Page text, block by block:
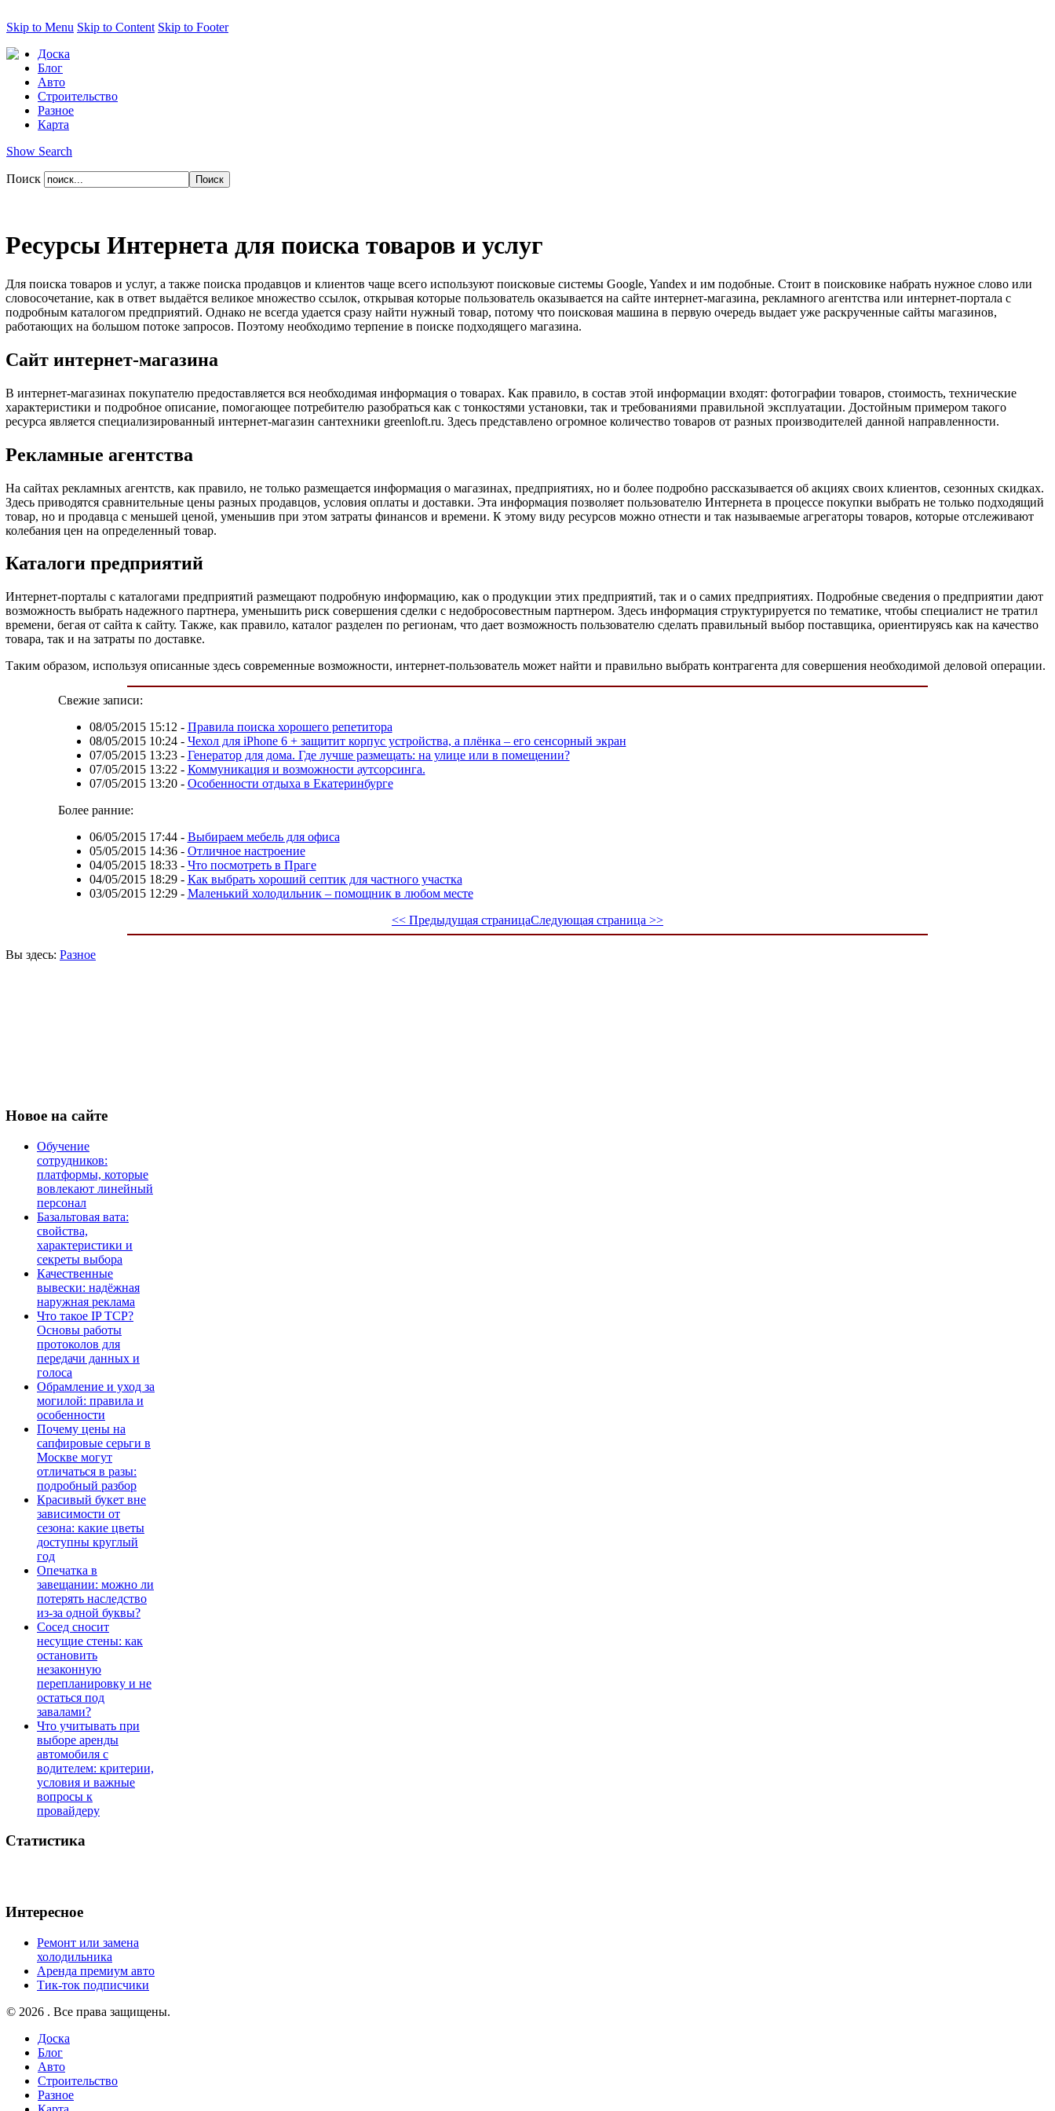
Skip to Menu Skip to Content Skip to Footer
Доска
Блог
Авто
Строительство
Разное
Карта
Show Search
Поиск
Ресурсы Интернета для поиска товаров и услуг
Для поиска товаров и услуг, а также поиска продавцов и клиентов чаще всего используют поисковые системы Google, Yandex и им подобные. Стоит в поисковике набрать нужное слово или
словосочетание, как в ответ выдаётся великое множество ссылок, открывая которые пользователь оказывается на сайте интернет-магазина, рекламного агентства или интернет-портала с
подробным каталогом предприятий. Однако не всегда удается сразу найти нужный товар, потому что поисковая машина в первую очередь выдает уже раскрученные сайты магазинов,
работающих на большом потоке запросов. Поэтому необходимо терпение в поиске подходящего магазина.
Сайт интернет-магазина
В интернет-магазинах покупателю предоставляется вся необходимая информация о товарах. Как правило, в состав этой информации входят: фотографии товаров, стоимость, технические
характеристики и подробное описание, помогающее потребителю разобраться как с тонкостями установки, так и требованиями правильной эксплуатации. Достойным примером такого
ресурса является специализированный интернет-магазин сантехники greenloft.ru. Здесь представлено огромное количество товаров от разных производителей данной направленности.
Рекламные агентства
На сайтах рекламных агентств, как правило, не только размещается информация о магазинах, предприятиях, но и более подробно рассказывается об акциях своих клиентов, сезонных скидках.
Здесь приводятся сравнительные цены разных продавцов, условия оплаты и доставки. Эта информация позволяет пользователю Интернета в процессе покупки выбрать не только подходящий
товар, но и продавца с меньшей ценой, уменьшив при этом затраты финансов и времени. К этому виду ресурсов можно отнести и так называемые агрегаторы товаров, которые отслеживают
колебания цен на определенный товар.
Каталоги предприятий
Интернет-порталы с каталогами предприятий размещают подробную информацию, как о продукции этих предприятий, так и о самих предприятиях. Подробные сведения о предприятии дают
возможность выбрать надежного партнера, уменьшить риск совершения сделки с недобросовестным партнером. Здесь информация структурируется по тематике, чтобы специалист не тратил
времени, бегая от сайта к сайту. Также, как правило, каталог разделен по регионам, что дает возможность пользователю сделать правильный выбор поставщика, ориентируясь как на качество
товара, так и на затраты по доставке.
Таким образом, используя описанные здесь современные возможности, интернет-пользователь может найти и правильно выбрать контрагента для совершения необходимой деловой операции.
Свежие записи:
08/05/2015 15:12 - Правила поиска хорошего репетитора
08/05/2015 10:24- Чехол для iPhone 6 + защитит корпус устройства, а плёнка – его сенсорный экран
07/05/2015 13:23- Генератор для дома. Где лучше размещать: на улице или в помещении?
07/05/2015 13:22 - Коммуникация и возможности аутсорсинга.
07/05/2015 13:20- Особенности отдыха в Екатеринбурге
Более ранние:
06/05/2015 17:44- Выбираем мебель для офиса
05/05/2015 14:36- Отличное настроение
04/05/2015 18:33- Что посмотреть в Праге
04/05/2015 18:29- Как выбрать хороший септик для частного участка
03/05/2015 12:29- Маленький холодильник – помощник в любом месте
<< Предыдущая страницаСледующая страница >>
Вы здесь: Разное
Новое на сайте
Обучение
сотрудников:
платформы, которые
вовлекают линейный
персонал
Базальтовая вата:
свойства,
характеристики и
секреты выбора
Качественные
вывески: надёжная
наружная реклама
Что такое IP TCP?
Основы работы
протоколов для
передачи данных и
голоса
Обрамление и уход за
могилой: правила и
особенности
Почему цены на
сапфировые серьги в
Москве могут
отличаться в разы:
подробный разбор
Красивый букет вне
зависимости от
сезона: какие цветы
доступны круглый
год
Опечатка в
завещании: можно ли
потерять наследство
из-за одной буквы?
Сосед сносит
несущие стены: как
остановить
незаконную
перепланировку и не
остаться под
завалами?
Что учитывать при
выборе аренды
автомобиля с
водителем: критерии,
условия и важные
вопросы к
провайдеру
Статистика
Интересное
Ремонт или замена
холодильника
Аренда премиум авто
Тик-ток подписчики
© 2026 . Все права защищены.
Доска
Блог
Авто
Строительство
Разное